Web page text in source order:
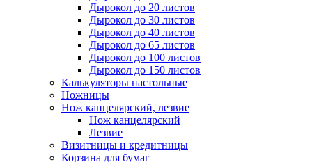
Дырокол до 20 листов
Дырокол до 30 листов
Дырокол до 40 листов
Дырокол до 65 листов
Дырокол до 100 листов
Дырокол до 150 листов
Калькуляторы настольные
Ножницы
Нож канцелярский, лезвие
Нож канцелярский
Лезвие
Визитницы и кредитницы
Корзина для бумаг